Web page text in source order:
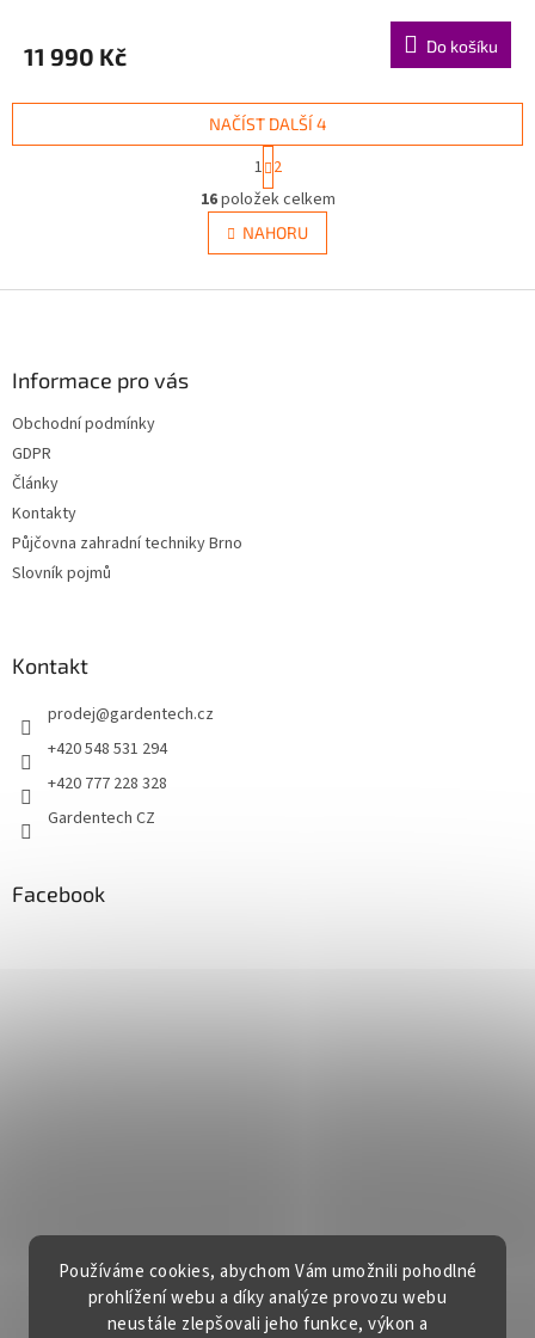
Používáme cookies, abychom Vám umožnili pohodlné
prohlížení webu a díky analýze provozu webu
neustále zlepšovali jeho funkce, výkon a
11 990 Kč Do košíku
O
v
l
á
NAČÍST DALŠÍ 4
S
t
r
á
n
k
v
1 2
16položek celkem
NAHORU
Informace pro vás
Obchodní podmínky
GDPR
Články
Kontakty
Půjčovna zahradní techniky Brno
Slovník pojmů
Kontakt
prodej@gardentech.cz
+420 548 531 294
+420 777 228 328
Gardentech CZ
Facebook